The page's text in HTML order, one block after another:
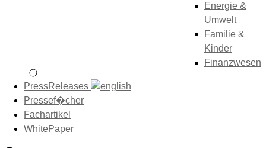
Energie &
Umwelt
Familie &
Kinder
Finanzwesen
PressReleases
Pressef�cher
Fachartikel
WhitePaper